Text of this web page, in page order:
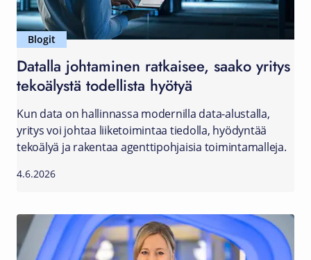
Blogit
Datalla johtaminen ratkaisee, saako yritys
tekoälystä todellista hyötyä
Kun data on hallinnassa modernilla data-alustalla,
yritys voi johtaa liiketoimintaa tiedolla, hyödyntää
tekoälyä ja rakentaa agenttipohjaisia toimintamalleja.
4.6.2026